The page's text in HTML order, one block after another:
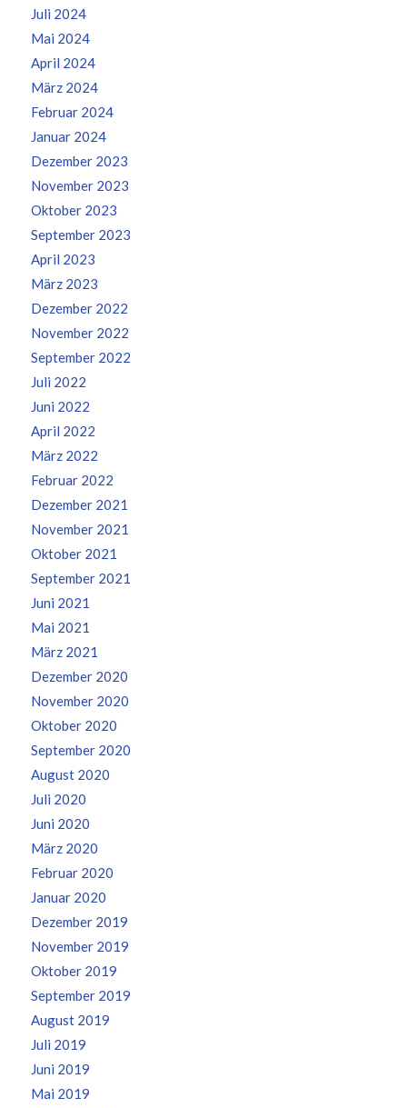
Juli 2024
Mai 2024
April 2024
März 2024
Februar 2024
Januar 2024
Dezember 2023
November 2023
Oktober 2023
September 2023
April 2023
März 2023
Dezember 2022
November 2022
September 2022
Juli 2022
Juni 2022
April 2022
März 2022
Februar 2022
Dezember 2021
November 2021
Oktober 2021
September 2021
Juni 2021
Mai 2021
März 2021
Dezember 2020
November 2020
Oktober 2020
September 2020
August 2020
Juli 2020
Juni 2020
März 2020
Februar 2020
Januar 2020
Dezember 2019
November 2019
Oktober 2019
September 2019
August 2019
Juli 2019
Juni 2019
Mai 2019